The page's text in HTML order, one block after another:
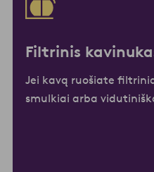
Filtrinis
Jei kavą ruošiate
smulkiai arba